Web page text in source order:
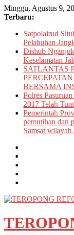
Minggu, Agustus 9,
Terbaru:
Satpolairud
Pelabuhan
Dishub
Keselamatan
SATLANTAS
BERSAMA
Polres
2017 Telah
Pemerintah
pemutihan dan
Samsat wilayah